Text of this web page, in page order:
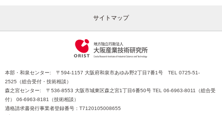
サイトマップ
本部・和泉センター: 〒594-1157 大阪府和泉市あゆみ野2丁目7番1号 TEL 0725-51-
2525（総合受付・技術相談）
森之宮センター: 〒536-8553 大阪市城東区森之宮1丁目6番50号 TEL 06-6963-8011（総合受
付） 06-6963-8181（技術相談）
適格請求書発行事業者登録番号：T7120105008655